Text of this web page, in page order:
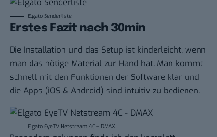
Elgato Senderliste
Erstes Fazit nach 30min
Die Installation und das Setup ist kinderleicht, wenn
man das nötige Material zur Hand hat. Man kommt
schnell mit den Funktionen der Software klar und
die Apps (iOS & Android) sind intuitiv zu bedienen.
Elgato EyeTV Netstream 4C – DMAX